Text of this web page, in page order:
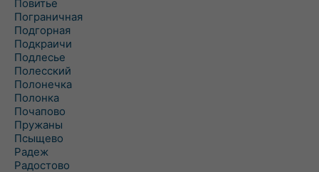
Повитье
Пограничная
Подгорная
Подкраичи
Подлесье
Полесский
Полонечка
Полонка
Почапово
Пружаны
Псыщево
Радеж
Радостово